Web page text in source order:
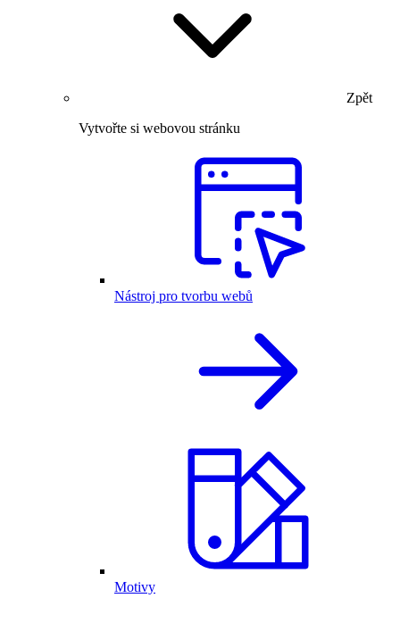
Zpět
Vytvořte si webovou stránku
Nástroj pro tvorbu webů
Motivy